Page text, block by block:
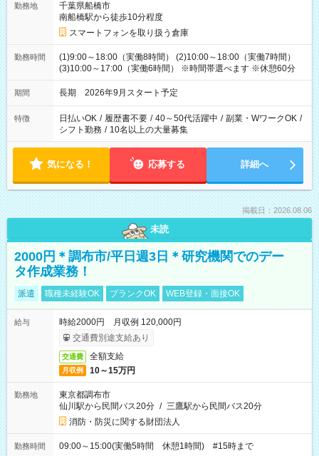
勤務地
千葉県船橋市
南船橋駅から徒歩10分程度
スマートフォンを取り扱う倉庫
勤務時間
(1)9:00～18:00（実働8時間） (2)10:00～18:00（実働7時間）
(3)10:00～17:00（実働6時間） ※時間帯選べます ※休憩60分
期間 長期 2026年9月スタート予定
特徴 日払いOK / 履歴書不要 / 40～50代活躍中 / 副業・WワークOK /
シフト勤務 / 10名以上の大量募集
気になる！ 応募する 詳細へ
掲載日：2026.08.06
未読
2000円＊調布市/平日週3日＊研究機関でのデー
タ作成業務！
派遣 職種未経験OK ブランクOK WEB登録・面接OK
給与
時給2000円 月収例 120,000円
交通費別途支給あり
交通費 全額支給
月収例 10～15万円
勤務地
東京都調布市
仙川駅から民間バス20分 / 三鷹駅から民間バス20分
消防・防災に関する財団法人
勤務時間 09:00～15:00(実働5時間 休憩1時間) #15時まで